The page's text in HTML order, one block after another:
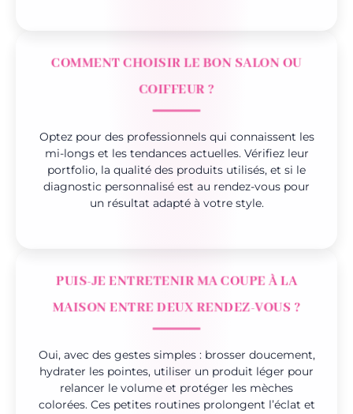
COMMENT CHOISIR LE BON SALON OU
COIFFEUR ?
Optez pour des professionnels qui connaissent les
mi-longs et les tendances actuelles. Vérifiez leur
portfolio, la qualité des produits utilisés, et si le
diagnostic personnalisé est au rendez-vous pour
un résultat adapté à votre style.
PUIS-JE ENTRETENIR MA COUPE À LA
MAISON ENTRE DEUX RENDEZ-VOUS ?
Oui, avec des gestes simples : brosser doucement,
hydrater les pointes, utiliser un produit léger pour
relancer le volume et protéger les mèches
colorées. Ces petites routines prolongent l’éclat et